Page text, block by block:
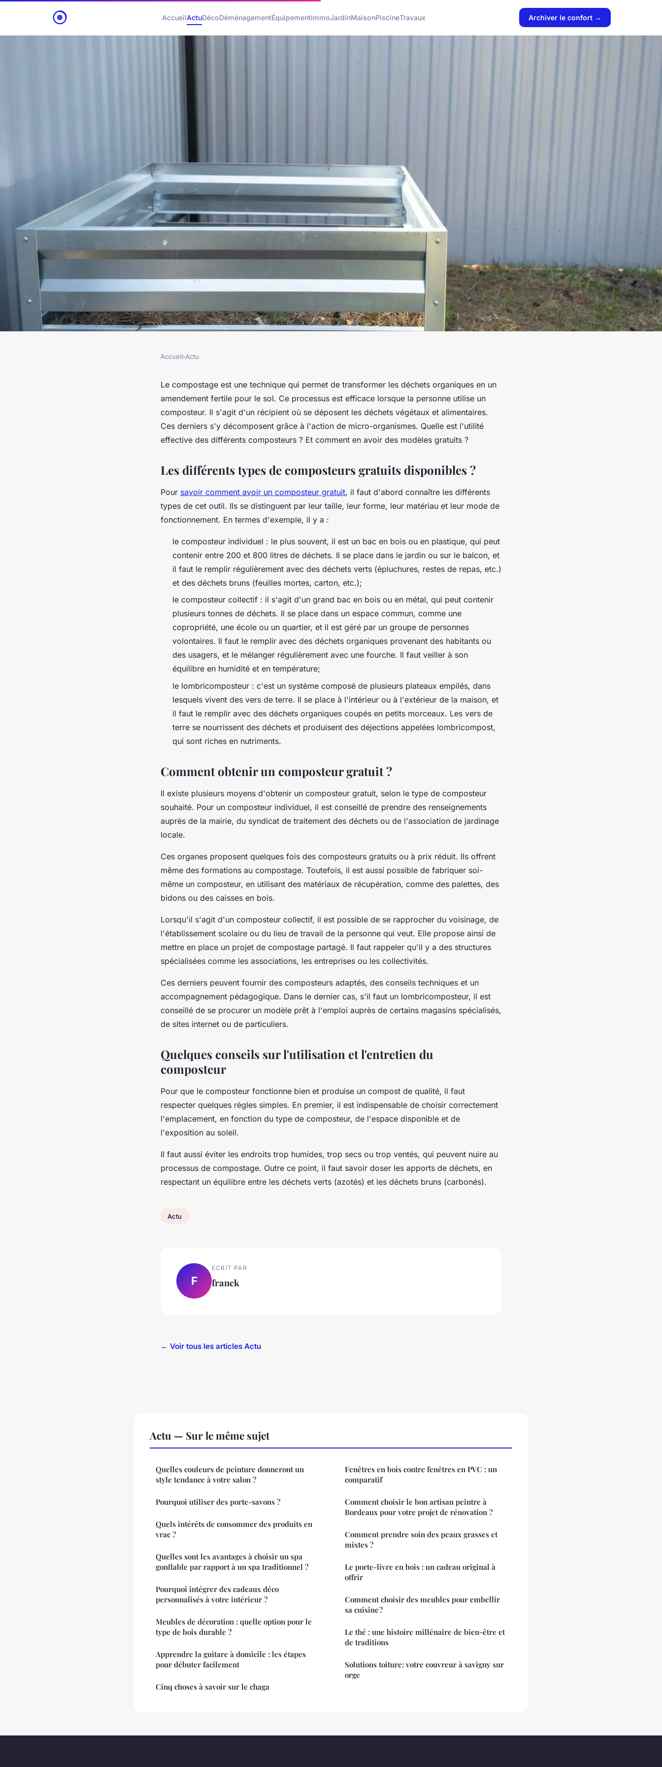
AccueilActuDécoDéménagementÉquipementImmoJardinMaisonPiscineTravaux Archiver le confort →
Quelle est l'utilité des composteurs
Accueil›Actu
Le compostage est une technique qui permet de transformer les déchets organiques en un
amendement fertile pour le sol. Ce processus est efficace lorsque la personne utilise un
composteur. Il s'agit d'un récipient où se déposent les déchets végétaux et alimentaires.
Ces derniers s'y décomposent grâce à l'action de micro-organismes. Quelle est l'utilité
effective des différents composteurs ? Et comment en avoir des modèles gratuits ?
Les différents types de composteurs gratuits disponibles ?
Pour savoir comment avoir un composteur gratuit, il faut d'abord connaître les différents
types de cet outil. Ils se distinguent par leur taille, leur forme, leur matériau et leur mode de
fonctionnement. En termes d'exemple, il y a :
le composteur individuel : le plus souvent, il est un bac en bois ou en plastique, qui peut
contenir entre 200 et 800 litres de déchets. Il se place dans le jardin ou sur le balcon, et
il faut le remplir régulièrement avec des déchets verts (épluchures, restes de repas, etc.)
et des déchets bruns (feuilles mortes, carton, etc.);
le composteur collectif : il s'agit d'un grand bac en bois ou en métal, qui peut contenir
plusieurs tonnes de déchets. Il se place dans un espace commun, comme une
copropriété, une école ou un quartier, et il est géré par un groupe de personnes
volontaires. Il faut le remplir avec des déchets organiques provenant des habitants ou
des usagers, et le mélanger régulièrement avec une fourche. Il faut veiller à son
équilibre en humidité et en température;
le lombricomposteur : c'est un système composé de plusieurs plateaux empilés, dans
lesquels vivent des vers de terre. Il se place à l'intérieur ou à l'extérieur de la maison, et
il faut le remplir avec des déchets organiques coupés en petits morceaux. Les vers de
terre se nourrissent des déchets et produisent des déjections appelées lombricompost,
qui sont riches en nutriments.
Comment obtenir un composteur gratuit ?
Il existe plusieurs moyens d'obtenir un composteur gratuit, selon le type de composteur
souhaité. Pour un composteur individuel, il est conseillé de prendre des renseignements
auprès de la mairie, du syndicat de traitement des déchets ou de l'association de jardinage
locale.
Ces organes proposent quelques fois des composteurs gratuits ou à prix réduit. Ils offrent
même des formations au compostage. Toutefois, il est aussi possible de fabriquer soi-
même un composteur, en utilisant des matériaux de récupération, comme des palettes, des
bidons ou des caisses en bois.
Lorsqu'il s'agit d'un composteur collectif, il est possible de se rapprocher du voisinage, de
l'établissement scolaire ou du lieu de travail de la personne qui veut. Elle propose ainsi de
mettre en place un projet de compostage partagé. Il faut rappeler qu'il y a des structures
spécialisées comme les associations, les entreprises ou les collectivités.
Ces derniers peuvent fournir des composteurs adaptés, des conseils techniques et un
accompagnement pédagogique. Dans le dernier cas, s'il faut un lombricomposteur, il est
conseillé de se procurer un modèle prêt à l'emploi auprès de certains magasins spécialisés,
de sites internet ou de particuliers.
Quelques conseils sur l'utilisation et l'entretien du
composteur
Pour que le composteur fonctionne bien et produise un compost de qualité, il faut
respecter quelques règles simples. En premier, il est indispensable de choisir correctement
l'emplacement, en fonction du type de composteur, de l'espace disponible et de
l'exposition au soleil.
Il faut aussi éviter les endroits trop humides, trop secs ou trop ventés, qui peuvent nuire au
processus de compostage. Outre ce point, il faut savoir doser les apports de déchets, en
respectant un équilibre entre les déchets verts (azotés) et les déchets bruns (carbonés).
Actu
F
ECRIT PAR
franck
← Voir tous les articles Actu
Actu — Sur le même sujet
Quelles couleurs de peinture donneront un
style tendance à votre salon ?
Pourquoi utiliser des porte-savons ?
Quels intérêts de consommer des produits en
vrac ?
Quelles sont les avantages à choisir un spa
gonflable par rapport à un spa traditionnel ?
Pourquoi intégrer des cadeaux déco
personnalisés à votre intérieur ?
Meubles de décoration : quelle option pour le
type de bois durable ?
Apprendre la guitare à domicile : les étapes
pour débuter facilement
Cinq choses à savoir sur le chaga
Fenêtres en bois contre fenêtres en PVC : un
comparatif
Comment choisir le bon artisan peintre à
Bordeaux pour votre projet de rénovation ?
Comment prendre soin des peaux grasses et
mixtes ?
Le porte-livre en bois : un cadeau original à
offrir
Comment choisir des meubles pour embellir
sa cuisine ?
Le thé : une histoire millénaire de bien-être et
de traditions
Solutions toiture: votre couvreur à savigny sur
orge